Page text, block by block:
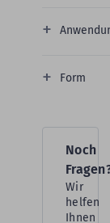
Form
Noch
Wir
helfen
Ihnen